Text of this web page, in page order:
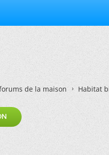
de la maison Habitat